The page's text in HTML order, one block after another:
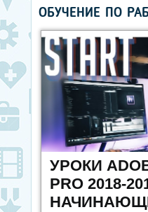
ОБУЧЕНИЕ ПО
УРОКИ
PRO 2018-